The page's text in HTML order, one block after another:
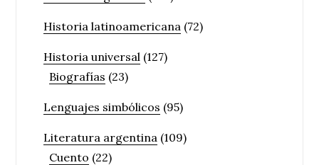
Historia latinoamericana (72)
Historia universal (127)
Biografías (23)
Lenguajes simbólicos (95)
Literatura argentina (109)
Cuento (22)